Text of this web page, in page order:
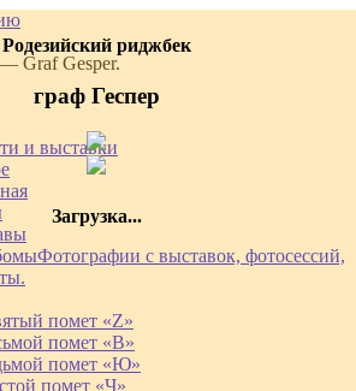
Родезийский риджбек
граф Геспер
Загрузка...
Graf Gesper.
и выставки
Фотографии с выставок, фотосессий,
помет «Z»
помет «В»
помет «Ю»
помет «Ч»